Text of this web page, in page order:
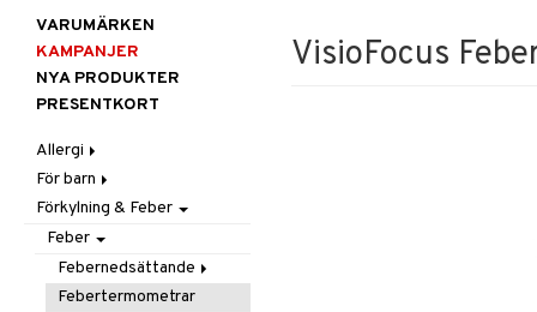
VisioFocus
VARUMÄRKEN
KAMPANJER
NYA PRODUKTER
PRESENTKORT
Allergi
Nässpray
Ögondroppar
Tabletter
För barn
Blodstoppare
Blöjor
Feber, Förkylning & Värk
Hår
Förkylning & Feber
Feber
Febernedsättande
Barn
Febertermometrar